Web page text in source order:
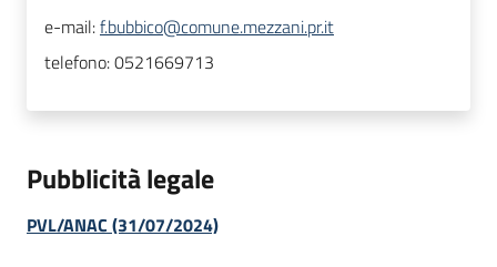
e-mail:f.bubbico@comune.mezzani.pr.it
telefono:0521669713
Pubblicità legale
PVL/ANAC (31/07/2024)